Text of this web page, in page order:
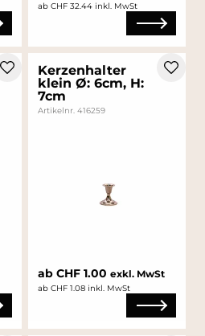
ab CHF 32.44 inkl. MwSt
Kerzenhalter
klein Ø: 6cm, H:
7cm
Artikelnr. 416259
ab CHF 1.00 exkl. MwSt
ab CHF 1.08 inkl. MwSt